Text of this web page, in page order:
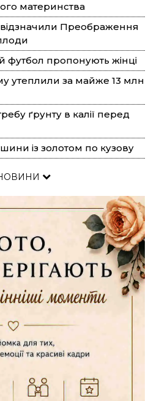
материнства
відзначили Преображення
футбол пропонують жінці
утеплили за майже 13 млн
ґрунту в калії перед
із золотом по кузову